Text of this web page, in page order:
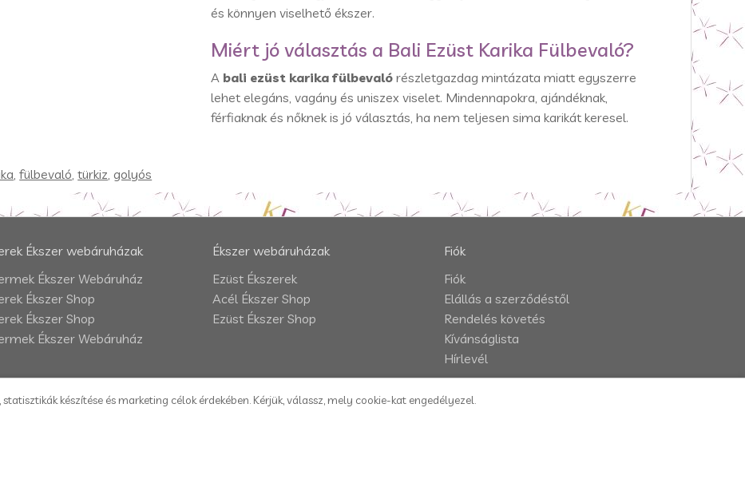
és könnyen viselhető ékszer.
Miért jó választás a Bali Ezüst Karika Fülbevaló?
A bali ezüst karika fülbevalórészletgazdag mintázata miatt egyszerre
lehet elegáns, vagány és uniszex viselet. Mindennapokra, ajándéknak,
férfiaknak és nőknek is jó választás, ha nem teljesen sima karikát keresel.
,fülbevaló,türkiz,golyós
Ékszer webáruházak
Ékszer Webáruház
Ékszer Shop
Ékszer Shop
Ékszer Webáruház
Ékszer webáruházak
Ezüst Ékszerek
Acél Ékszer Shop
Ezüst Ékszer Shop
Fiók
Fiók
Elállás a szerződéstől
Rendelés követés
Kívánságlista
Hírlevél
készítése és marketing célok érdekében. Kérjük, válassz, mely cookie-kat engedélyezel.